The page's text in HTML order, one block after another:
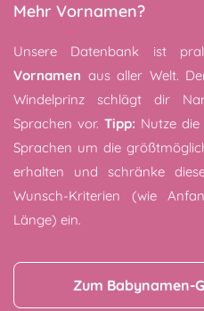
Mehr Vornamen?
Unsere Datenbank ist
Vornamen aus aller Welt.
Windelprinz schlägt dir
Sprachen vor. Tipp: Nutze
Sprachen um die
erhalten und schränke
Wunsch-Kriterien (wie
Länge) ein.
Zum Babynamen-